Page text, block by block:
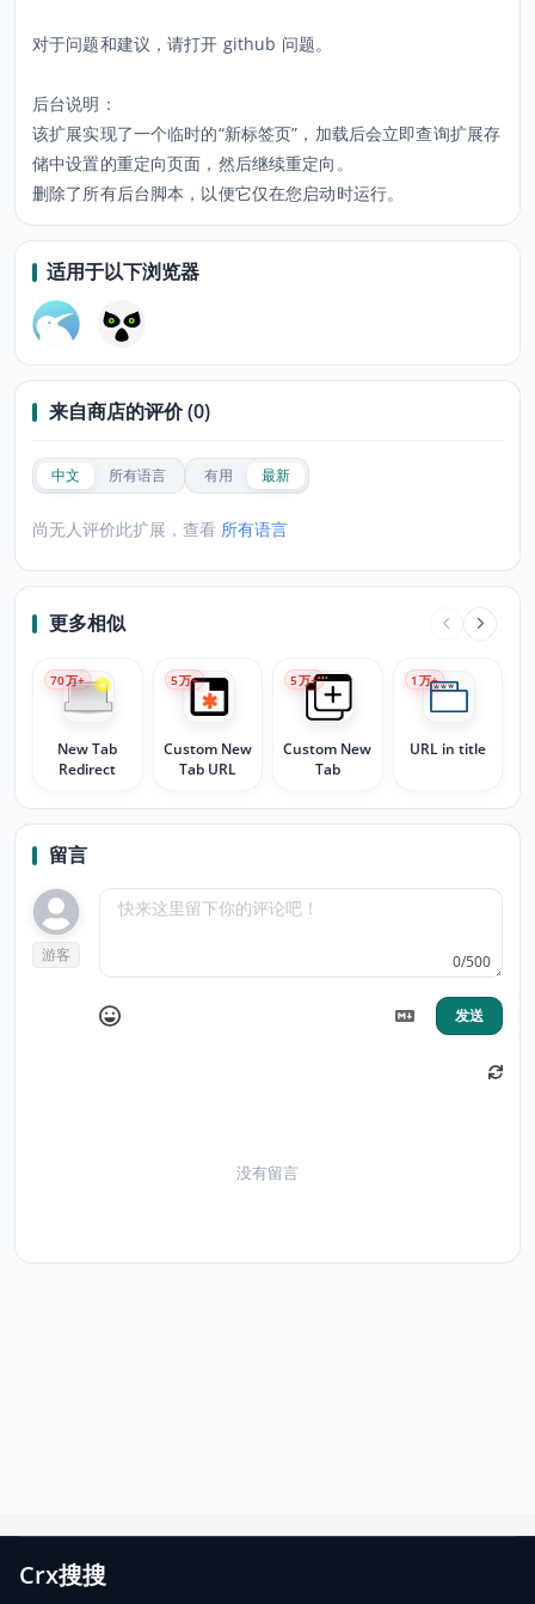
对于问题和建议，请打开 github 问题。
后台说明：
该扩展实现了一个临时的“新标签页”，加载后会立即查询扩展存
储中设置的重定向页面，然后继续重定向。
删除了所有后台脚本，以便它仅在您启动时运行。
适用于以下浏览器
来自商店的评价 (0)
中文 所有语言 有用 最新
尚无人评价此扩展，查看 所有语言
更多相似
New Tab
Redirect
70万+
Custom New
Tab URL
5万+
Custom New
Tab
5万+
URL in title
1 万+
留言
游客 0/500
发送
没有留言
Crx搜搜